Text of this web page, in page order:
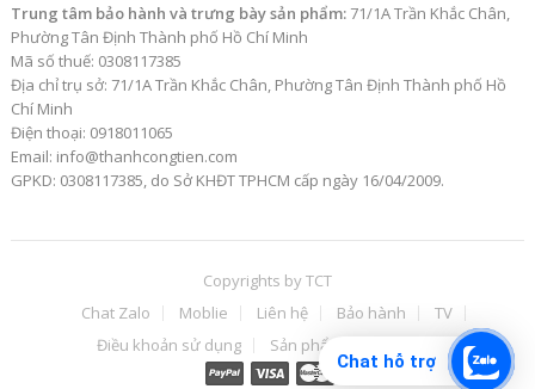
Trung tâm bảo hành và trưng bày sản phẩm:71/1A Trần Khắc Chân,
Phường Tân Định Thành phố Hồ Chí Minh
Mã số thuế: 0308117385
Địa chỉ trụ sở: 71/1A Trần Khắc Chân, Phường Tân Định Thành phố Hồ
Chí Minh
Điện thoại: 0918011065
Email: info@thanhcongtien.com
GPKD: 0308117385, do Sở KHĐT TPHCM cấp ngày 16/04/2009.
Copyrights byTCT
Chat Zalo
Moblie Liên hệ Bảo hành
TV
Điều khoản sử dụng
Sản phẩm
Chat hỗ trợ